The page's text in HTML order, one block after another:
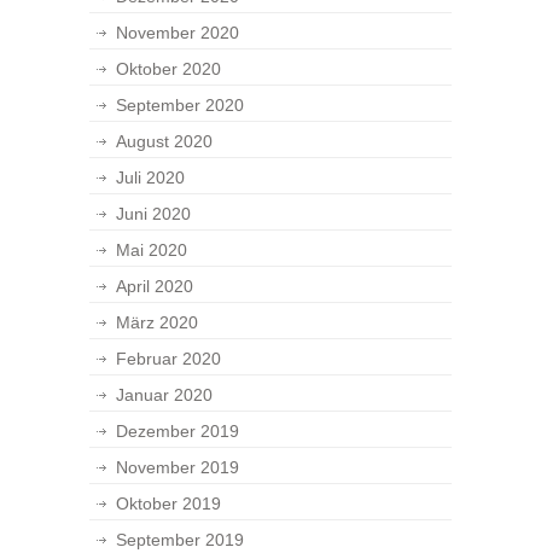
November 2020
Oktober 2020
September 2020
August 2020
Juli 2020
Juni 2020
Mai 2020
April 2020
März 2020
Februar 2020
Januar 2020
Dezember 2019
November 2019
Oktober 2019
September 2019